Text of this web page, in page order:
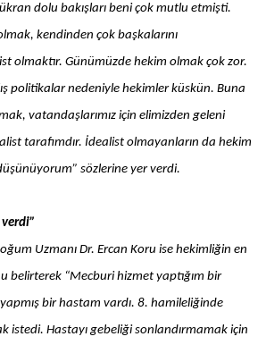
dolu bakışları beni çok mutlu etmişti.
kendinden çok başkalarını
olmaktır. Günümüzde hekim olmak çok zor.
politikalar nedeniyle hekimler küskün. Buna
vatandaşlarımız için elimizden geleni
tarafımdır. İdealist olmayanların da hekim
sözlerine yer verdi.
Uzmanı Dr. Ercan Koru ise hekimliğin en
belirterek “Mecburi hizmet yaptığım bir
bir hastam vardı. 8. hamileliğinde
istedi. Hastayı gebeliği sonlandırmamak için